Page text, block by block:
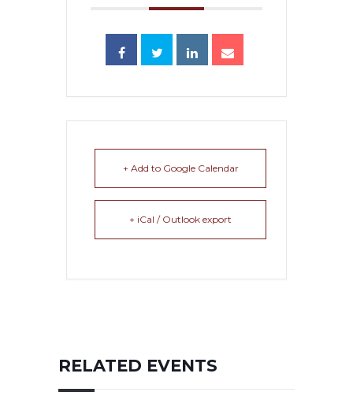
+ Add to Google Calendar
+ iCal / Outlook export
RELATED EVENTS